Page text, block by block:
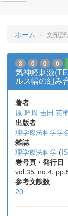
ホーム 文献
3 0 0 0
気神経刺激
ルス幅の組み
著者
原 幹周 吉田 英
出版者
理学療法科学学
雑誌
理学療法科学 (
巻号頁・発行日
vol.35, no.4,
参考文献数
20